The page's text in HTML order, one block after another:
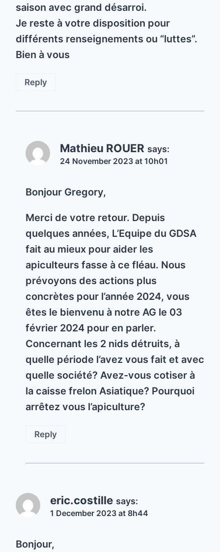
saison avec grand désarroi.
Je reste à votre disposition pour
différents renseignements ou “luttes”.
Bien à vous
Reply
Mathieu ROUER says:
24 November 2023 at 10h01
Bonjour Gregory,
Merci de votre retour. Depuis
quelques années, L’Equipe du GDSA
fait au mieux pour aider les
apiculteurs fasse à ce fléau. Nous
prévoyons des actions plus
concrètes pour l’année 2024, vous
êtes le bienvenu à notre AG le 03
février 2024 pour en parler.
Concernant les 2 nids détruits, à
quelle période l’avez vous fait et avec
quelle société? Avez-vous cotiser à
la caisse frelon Asiatique? Pourquoi
arrêtez vous l’apiculture?
Reply
eric.costille says:
1 December 2023 at 8h44
Bonjour,